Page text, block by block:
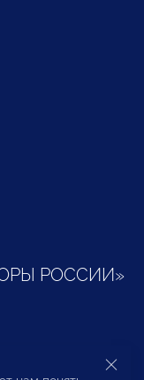
РОССИИ»
и